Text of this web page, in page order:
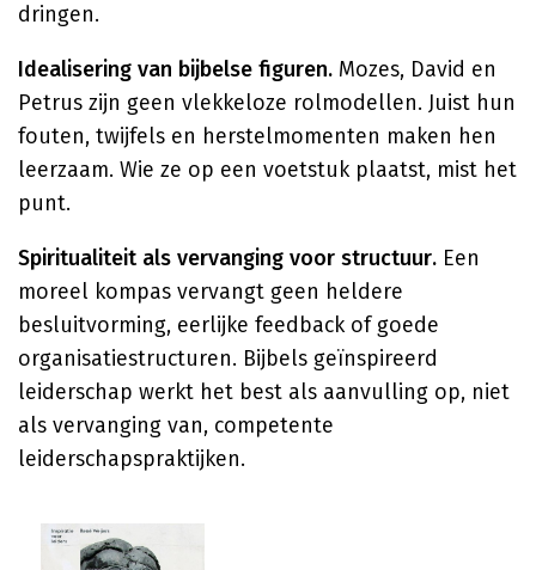
dringen.
Idealisering van bijbelse figuren. Mozes, David en
Petrus zijn geen vlekkeloze rolmodellen. Juist hun
fouten, twijfels en herstelmomenten maken hen
leerzaam. Wie ze op een voetstuk plaatst, mist het
punt.
Spiritualiteit als vervanging voor structuur. Een
moreel kompas vervangt geen heldere
besluitvorming, eerlijke feedback of goede
organisatiestructuren. Bijbels geïnspireerd
leiderschap werkt het best als aanvulling op, niet
als vervanging van, competente
leiderschapspraktijken.